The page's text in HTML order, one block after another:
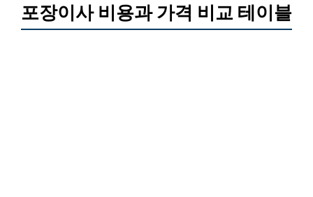
포장이사 비용과 가격 비교 테이블